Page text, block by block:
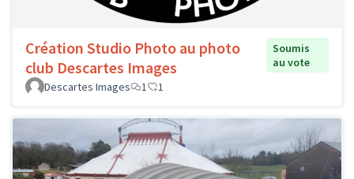
Création Studio Photo au photo
club Descartes Images
Soumis
au vote
Descartes Images
1 1